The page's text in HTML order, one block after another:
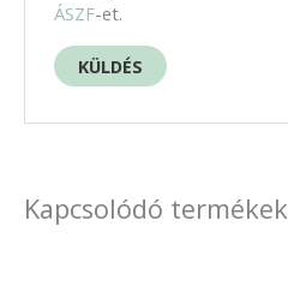
ÁSZF-et.
Kapcsolódó termékek